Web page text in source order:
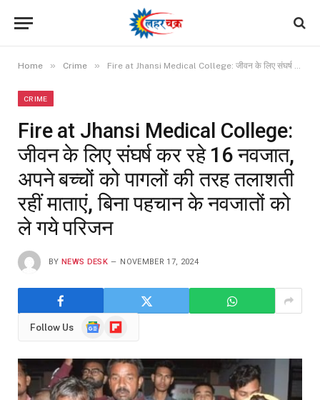
Home » Crime » Fire at Jhansi Medical College: जीवन के लिए संघर्ष कर रहे 16 नवजात, अपने बच्चों को पागलों की तरह तलाशती रहीं माताएं, बिना पहचान के नवजातों को ले गये परिजन
CRIME
Fire at Jhansi Medical College:
जीवन के लिए संघर्ष कर रहे 16 नवजात,
अपने बच्चों को पागलों की तरह तलाशती
रहीं माताएं, बिना पहचान के नवजातों को
ले गये परिजन
BY NEWS DESK NOVEMBER 17, 2024
Follow Us
GoogleFlipboard